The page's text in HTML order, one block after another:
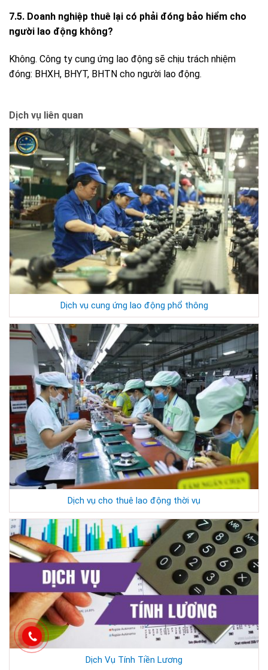
7.5. Doanh nghiệp thuê lại có phải đóng bảo hiểm cho
người lao động không?
Không. Công ty cung ứng lao động sẽ chịu trách nhiệm
đóng: BHXH, BHYT, BHTN cho người lao động.
Dịch vụ liên quan
Dịch vụ cung ứng lao động phổ thông
Dịch vụ cho thuê lao động thời vụ
Dịch Vụ Tính Tiền Lương